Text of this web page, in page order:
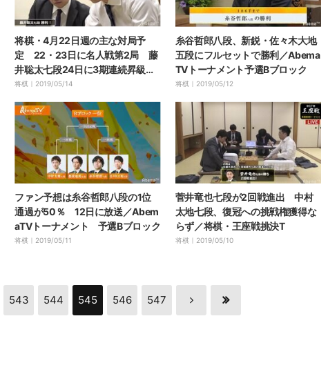
将棋・4月22日週の主な対局予
定 22・23日に名人戦第2局 藤
井聡太七段24日に3期連続昇級か
けて竜王戦4組
将棋｜ 2019/05/14
糸谷哲郎八段、新鋭・佐々木大地
五段にフルセットで勝利／Abema
TVトーナメント予選Bブロック
将棋｜ 2019/05/12
ファン予想は糸谷哲郎八段の1位
通過が50％ 12日に放送／Abem
aTVトーナメント 予選Bブロック
将棋｜ 2019/05/11
菅井竜也七段が2回戦進出 中村
太地七段、復冠への挑戦権獲得な
らず／将棋・王座戦挑決T
将棋｜ 2019/05/10
543 544 545 546 547